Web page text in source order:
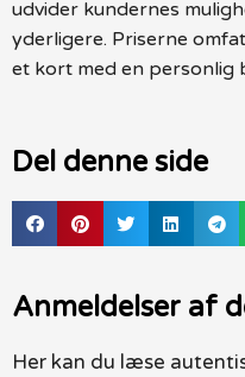
udvider kundernes
yderligere. Priserne
et kort med en personlig
Del denne side
Anmeldelser af
Her kan du læse